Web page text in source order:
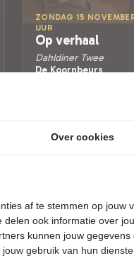
ZONDAG 15
UUR
Op verhaal
Dahldiner Twee
De Koornbeurs
Tickets
Over cookies
af te stemmen op jouw
ook informatie over
kunnen jouw
gebruik van hun